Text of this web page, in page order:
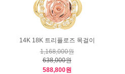
14K 18K 트리플로즈 목걸이
1,168,000원
638,000원
588,800원